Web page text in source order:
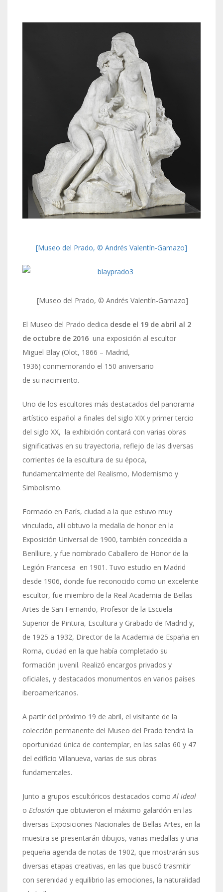
[Museo del Prado, © Andrés Valentín-Gamazo]
[Museo del Prado, © Andrés Valentín-Gamazo]
El Museo del Prado dedica desde el 19 de abril al 2
de octubre de 2016 una exposición al escultor
Miguel Blay (Olot, 1866 – Madrid,
1936) conmemorando el 150 aniversario
de su nacimiento.
Uno de los escultores más destacados del panorama
artístico español a finales del siglo XIX y primer tercio
del siglo XX, la exhibición contará con varias obras
significativas en su trayectoria, reflejo de las diversas
corrientes de la escultura de su época,
fundamentalmente del Realismo, Modernismo y
Simbolismo.
Formado en París, ciudad a la que estuvo muy
vinculado, allí obtuvo la medalla de honor en la
Exposición Universal de 1900, también concedida a
Benlliure, y fue nombrado Caballero de Honor de la
Legión Francesa en 1901. Tuvo estudio en Madrid
desde 1906, donde fue reconocido como un excelente
escultor, fue miembro de la Real Academia de Bellas
Artes de San Fernando, Profesor de la Escuela
Superior de Pintura, Escultura y Grabado de Madrid y,
de 1925 a 1932, Director de la Academia de España en
Roma, ciudad en la que había completado su
formación juvenil. Realizó encargos privados y
oficiales, y destacados monumentos en varios países
iberoamericanos.
A partir del próximo 19 de abril, el visitante de la
colección permanente del Museo del Prado tendrá la
oportunidad única de contemplar, en las salas 60 y 47
del edificio Villanueva, varias de sus obras
fundamentales.
Junto a grupos escultóricos destacados comoAl ideal
o Eclosión que obtuvieron el máximo galardón en las
diversas Exposiciones Nacionales de Bellas Artes, en la
muestra se presentarán dibujos, varias medallas y una
pequeña agenda de notas de 1902, que mostrarán sus
diversas etapas creativas, en las que buscó trasmitir
con serenidad y equilibrio las emociones, la naturalidad